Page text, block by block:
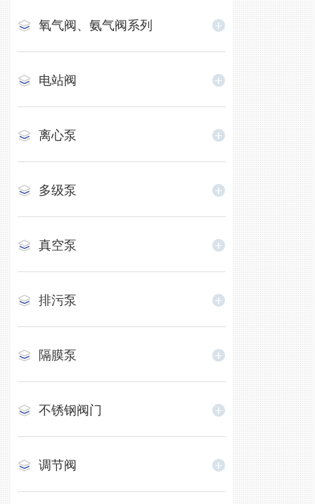
氧气阀、氨气阀系列
电站阀
离心泵
多级泵
真空泵
排污泵
隔膜泵
不锈钢阀门
调节阀